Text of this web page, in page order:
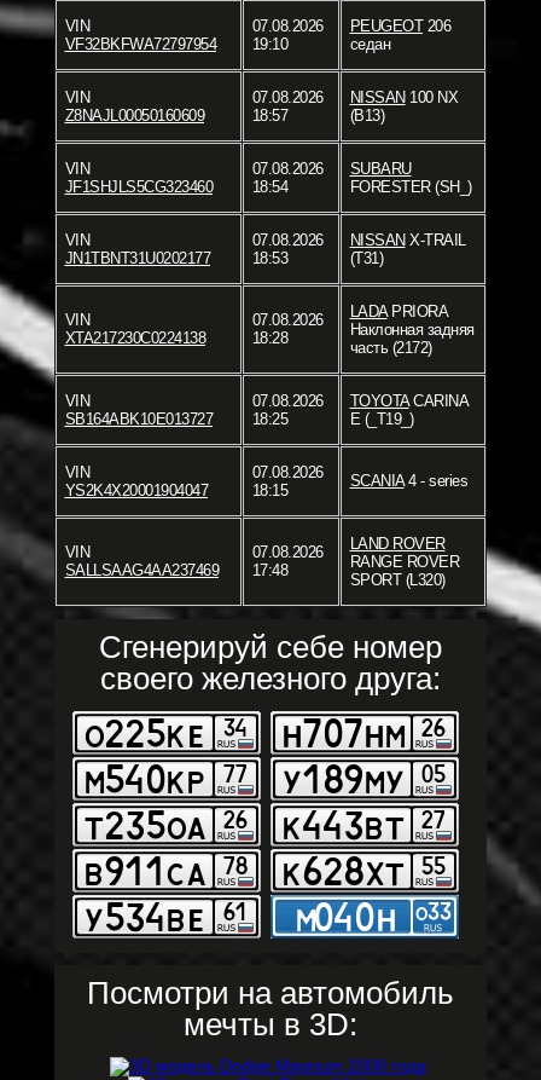
VIN
VF32BKFWA72797954
07.08.2026
19:10
PEUGEOT206
седан
VIN
Z8NAJL00050160609
07.08.2026
18:57
NISSAN 100 NX
(B13)
VIN
JF1SHJLS5CG323460
07.08.2026
18:54
SUBARU
FORESTER (SH_)
VIN
JN1TBNT31U0202177
07.08.2026
18:53
NISSAN X-TRAIL
(T31)
VIN
XTA217230C0224138
07.08.2026
18:28
LADAPRIORA
Наклонная задняя
часть (2172)
VIN
SB164ABK10E013727
07.08.2026
18:25
TOYOTACARINA
E (_T19_)
VIN
YS2K4X20001904047
07.08.2026
18:15
SCANIA4 - series
VIN
SALLSAAG4AA237469
07.08.2026
17:48
LAND ROVER
RANGE ROVER
SPORT (L320)
Сгенерируй себе номер
своего железного друга:
Посмотри на автомобиль
мечты в 3D: